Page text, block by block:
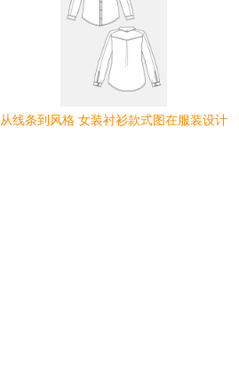
从线条到风格 女装衬衫款式图在服装设计